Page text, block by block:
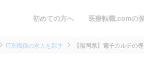
初めての方へ 医療転職.comの
IT系職種の求人を探す 【福岡県】電子カルテの